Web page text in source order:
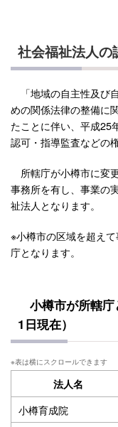
社会福祉法人の
「地域の自主性及び
めの関係法律の整備に
たことに伴い、平成25
認可・指導監査などの
所轄庁が小樽市に変
事務所を有し、事業の
祉法人となります。
※小樽市の区域を超え
庁となります。
小樽市が所轄庁
1日現在）
法人名
小樽育成院